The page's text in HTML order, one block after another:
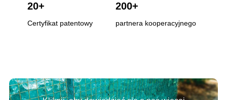
20+
Certyfikat patentowy
200+
partnera kooperacyjnego